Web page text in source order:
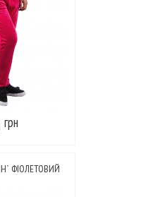
грн
ФІОЛЕТОВИЙ